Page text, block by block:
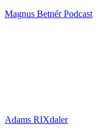
Magnus Betnér Podcast
Adams RIXdaler